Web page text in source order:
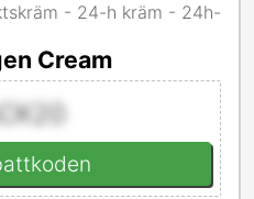
- 24-h kräm - 24h-
Cream